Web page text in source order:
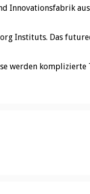
Innovationsfabrik
Instituts. Das
werden komplizierte